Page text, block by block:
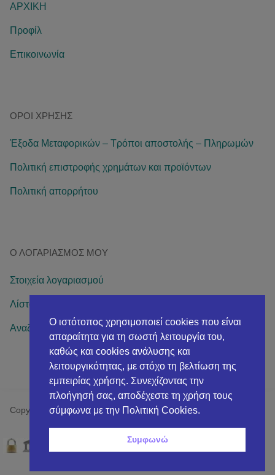
ΑΡΧΙΚΗ
Προφίλ
Επικοινωνία
ΌΡΟΙ ΧΡΉΣΗΣ
Έξοδα Μεταφορικών – Τρόποι αποστολής – Πληρωμών
Πολιτική επιστροφής χρημάτων και προϊόντων
Πολιτική απορρήτου
Ο ΛΟΓΑΡΙΑΣΜΌΣ ΜΟΥ
Στοιχεία λογαριασμού
Λίστα επιθυμιών
Αναζήτηση παραγγελίας
Copyright© 2026 AVPneumAid Health & Beauth
Ο ιστότοπος χρησιμοποιεί cookies που είναι
απαραίτητα για τη σωστή λειτουργία του,
καθώς και cookies ανάλυσης και
λειτουργικότητας, με στόχο τη βελτίωση της
εμπειρίας χρήσης. Συνεχίζοντας την
πλοήγησή σας, αποδέχεστε τη χρήση τους
σύμφωνα με την Πολιτική Cookies.
Συμφωνώ